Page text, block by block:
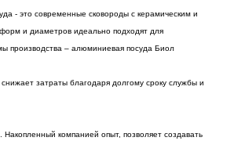
- это современные сковороды с керамическим и
и диаметров идеально подходят для
производства – алюминиевая посуда Биол
затраты благодаря долгому сроку службы и
компанией опыт, позволяет создавать